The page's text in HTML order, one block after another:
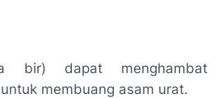
bir) dapat menghambat
membuang asam urat.